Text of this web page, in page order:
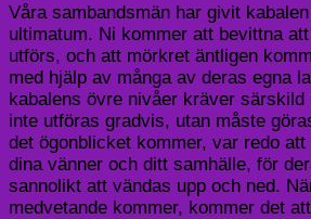
Våra sambandsmän har givit
ultimatum. Ni kommer att bevittna
utförs, och att mörkret äntligen
med hjälp av många av deras egna
kabalens övre nivåer kräver särskild
inte utföras gradvis, utan måste
det ögonblicket kommer, var redo
dina vänner och ditt samhälle, för
sannolikt att vändas upp och ned.
medvetande kommer, kommer det